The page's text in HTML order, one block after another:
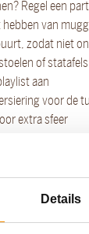
Details
Regel een
hebben van
zodat niet
of statafels
aan
voor de
extra sfeer